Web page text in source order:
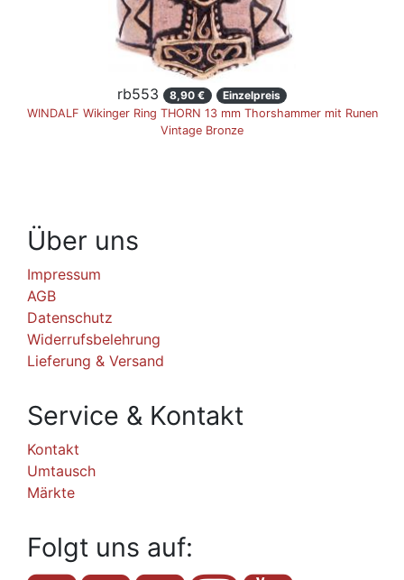
rb553 8,90 €
Einzelpreis
WINDALF Wikinger Ring THORN 13 mm Thorshammer mit Runen
Vintage Bronze
Über uns
Impressum
AGB
Datenschutz
Widerrufsbelehrung
Lieferung & Versand
Service & Kontakt
Kontakt
Umtausch
Märkte
Folgt uns auf: